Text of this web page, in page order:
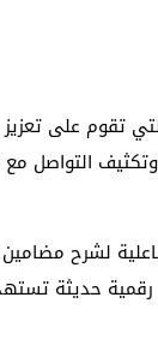
تقوم على
وتكثيف
لشرح
رقمية حديثة